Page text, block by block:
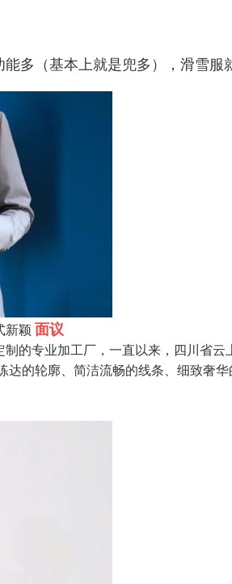
多（基本上就是兜多），滑雪服
新颖 面议
的专业加工厂，一直以来，四川省
达的轮廓、简洁流畅的线条、细致奢